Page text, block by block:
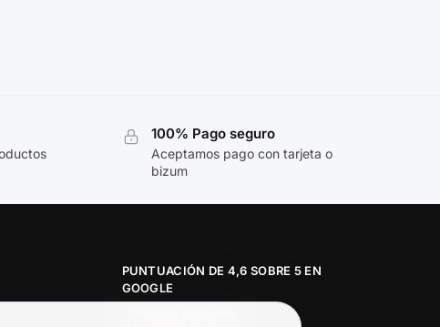
100% Pago seguro
Aceptamos pago con tarjeta o
bizum
PUNTUACIÓN DE 4,6 SOBRE 5 EN
GOOGLE